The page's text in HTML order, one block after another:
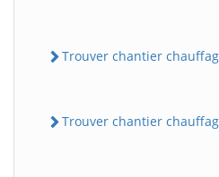
Trouver chantier
Trouver chantier